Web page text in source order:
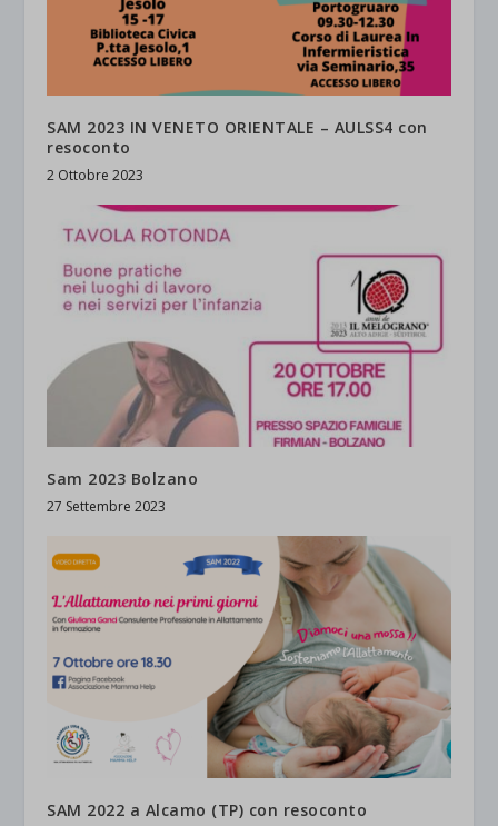
SAM 2023 IN VENETO ORIENTALE – AULSS4 con
resoconto
2 Ottobre 2023
Sam 2023 Bolzano
27 Settembre 2023
SAM 2022 a Alcamo (TP) con resoconto